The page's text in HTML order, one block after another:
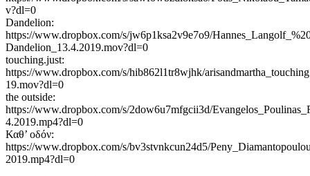
v?dl=0
Dandelion:
https://www.dropbox.com/s/jw6p1ksa2v9e7o9/
Dandelion_13.4.2019.mov?dl=0
touching.just:
https://www.dropbox.com/s/hib862l1tr8wjhk/
19.mov?dl=0
the outside:
https://www.dropbox.com/s/2dow6u7mfgcii3d/
4.2019.mp4?dl=0
Καθ’ οδόν:
https://www.dropbox.com/s/bv3stvnkcun24d5/
2019.mp4?dl=0